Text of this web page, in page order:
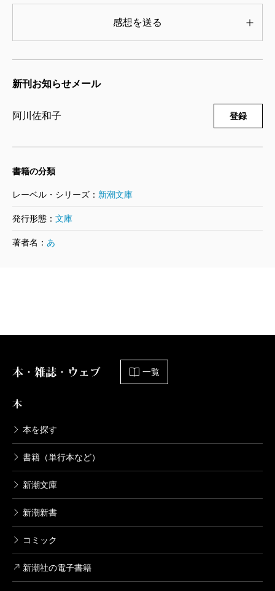
して〈お母さん得意のクリームコロッケ、作って〉と
は作らないんだ。
著者は三年前に結婚され、支度する食事に夫君はあ
まり辛口は言わず、優しく褒めてくれるそうだ。食に
うるさかった直言居士の父はこの妻と娘を得て幸せな
生涯だっただろう。父に閉口しながらもその率直さを
愛した文がいい。食を切り口に「頑固な昭和の父」を
感想を送る
新刊お知らせメール
阿川佐和子 登録
書籍の分類
レーベル・シリーズ： 新潮文庫
発行形態： 文庫
著者名： あ
本・雑誌・ウェブ 一覧
本
本を探す
書籍（単行本など）
新潮文庫
新潮新書
コミック
新潮社の電子書籍